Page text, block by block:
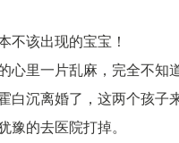
不该出现的宝宝！
心里一片乱麻，完全不知
白沉离婚了，这两个孩子
豫的去医院打掉。